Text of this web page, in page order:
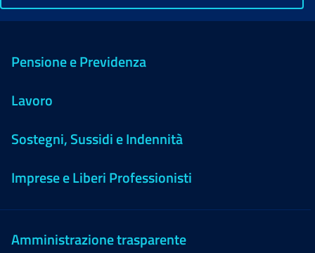
Pensione e Previdenza
Lavoro
Sostegni, Sussidi e Indennità
Imprese e Liberi Professionisti
Amministrazione trasparente